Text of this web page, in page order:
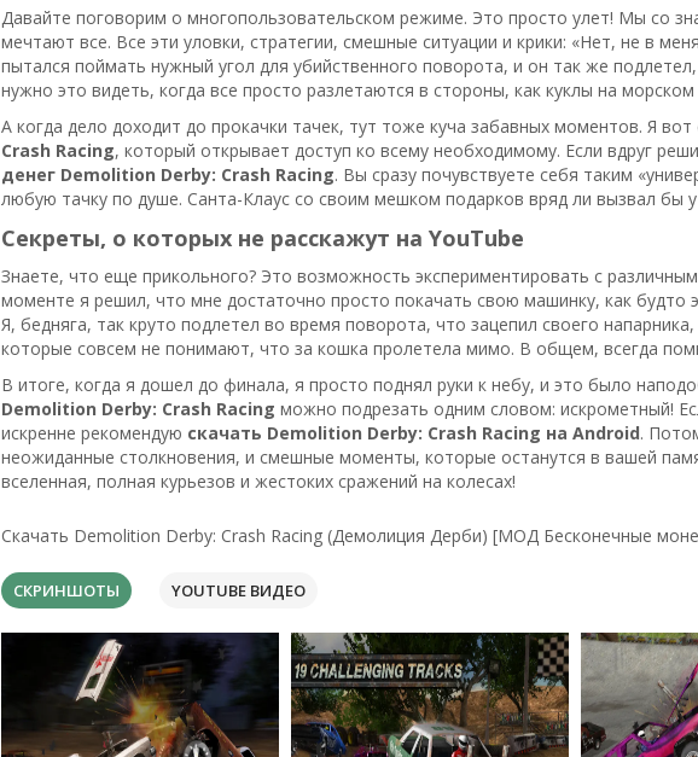
Давайте поговорим о многопользовательском режиме. Это просто улет! Мы со
мечтают все. Все эти уловки, стратегии, смешные ситуации и крики: «Нет, не в
пытался поймать нужный угол для убийственного поворота, и он так же
нужно это видеть, когда все просто разлетаются в стороны, как куклы на
А когда дело доходит до прокачки тачек, тут тоже куча забавных моментов. Я вот
Crash Racing, который открывает доступ ко всему необходимому. Если вдруг
денег Demolition Derby: Crash Racing. Вы сразу почувствуете себя таким
любую тачку по душе. Санта-Клаус со своим мешком подарков вряд ли вызвал бы
Секреты, о которых не расскажут на YouTube
Знаете, что еще прикольного? Это возможность экспериментировать с
моменте я решил, что мне достаточно просто покачать свою машинку, как будто
Я, бедняга, так круто подлетел во время поворота, что зацепил своего
которые совсем не понимают, что за кошка пролетела мимо. В общем, всегда
В итоге, когда я дошел до финала, я просто поднял руки к небу, и это было
Demolition Derby: Crash Racing можно подрезать одним словом: искрометный!
искренне рекомендую скачать Demolition Derby: Crash Racing на Android.
неожиданные столкновения, и смешные моменты, которые останутся в вашей
вселенная, полная курьезов и жестоких сражений на колесах!
Скачать Demolition Derby: Crash Racing (Демолиция Дерби) [МОД Бесконечные
СКРИНШОТЫ YOUTUBE ВИДЕО